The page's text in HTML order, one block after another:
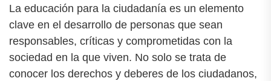
La educación para la ciudadanía es un elemento
clave en el desarrollo de personas que sean
responsables, críticas y comprometidas con la
sociedad en la que viven. No solo se trata de
conocer los derechos y deberes de los ciudadanos,